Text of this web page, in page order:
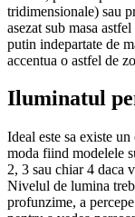
tridimensionale) sau
asezat sub masa
putin indepartate de
accentua o astfel de
Iluminatul
Ideal este sa existe
moda fiind modelele
2, 3 sau chiar 4 daca
Nivelul de lumina
profunzime, a